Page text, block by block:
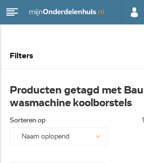
Filters
Producten getagd met
wasmachine koolborstels
Sorteren op